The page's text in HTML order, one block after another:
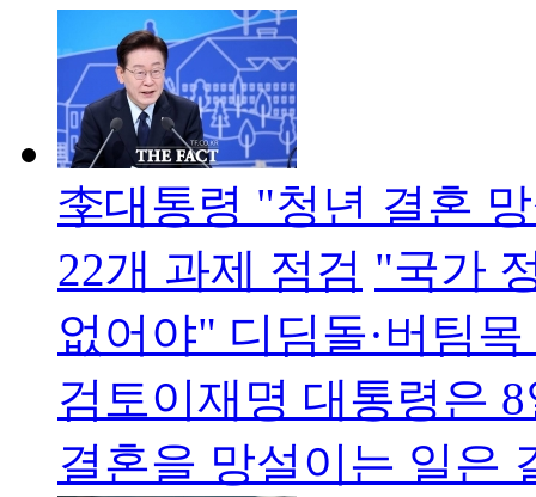
李대통령 "청년 결혼
22개 과제 점검 "국가
없어야" 디딤돌·버팀
검토이재명 대통령은
결혼을 망설이는 일은